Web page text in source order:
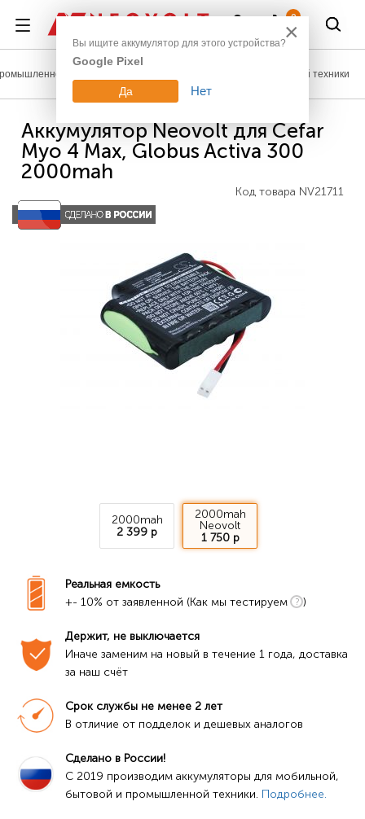
0
оборудование Аккумуляторы для медицинской техники
Аккумулятор Neovolt для Cefar
Myo 4 Max, Globus Activa 300
2000mah
Код товара NV21711
2000mah
2 399 р
2000mah
Neovolt
1 750 р
Реальная емкость
+- 10% от заявленной (Как мы тестируем
)
Держит, не выключается
Иначе заменим на новый в течение 1 года, доставка
за наш счёт
Срок службы не менее 2 лет
В отличие от подделок и дешевых аналогов
Сделано в России!
C 2019 производим аккумуляторы для мобильной,
бытовой и промышленной техники. Подробнее.
×
Вы ищите аккумулятор для этого устройства?
Google Pixel
Да Нет